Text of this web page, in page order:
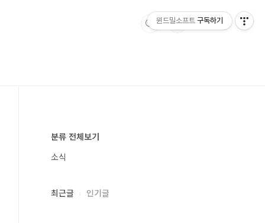
분류 전체보기
소식
최근글 인기글
윈드밀소프트 구독하기